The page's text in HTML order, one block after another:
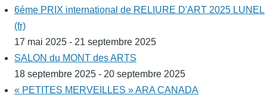
6éme PRIX international de RELIURE D'ART 2025 LUNEL
(fr)
17 mai 2025 - 21 septembre 2025
SALON du MONT des ARTS
18 septembre 2025 - 20 septembre 2025
« PETITES MERVEILLES » ARA CANADA